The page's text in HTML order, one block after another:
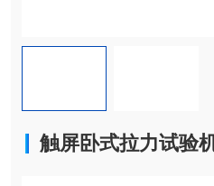
触屏卧式拉力试验